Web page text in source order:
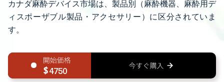
カナダ麻酔デバイス市場は、製品別（麻酔機器、麻酔用デ
ィスポーザブル製品・アクセサリー）に区分されていま
す。
4750